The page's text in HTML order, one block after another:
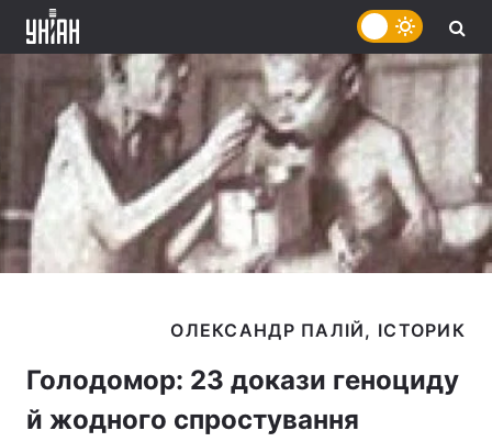
Голодомор: 23 докази геноциду
й жодного спростування